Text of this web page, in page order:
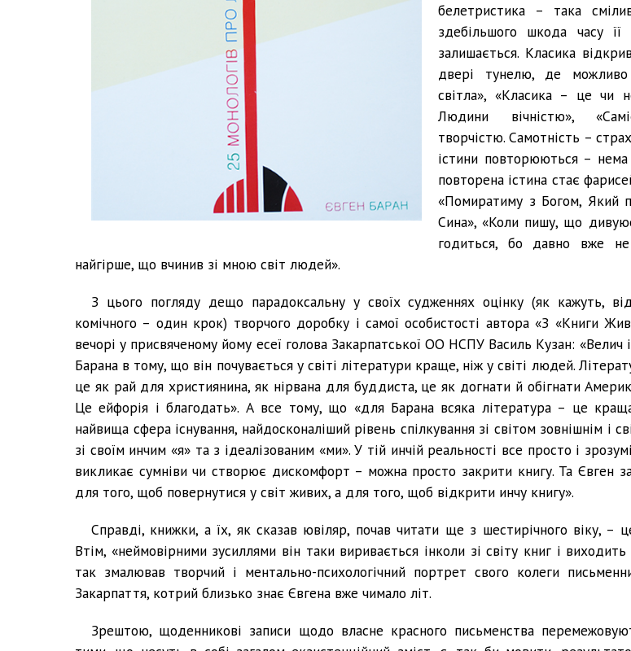
белетристика – така
здебільшого шкода часу її
залишається. Класика
двері тунелю, де
світла», «Класика – це чи
Людини вічністю»,
творчістю. Самотність –
істини повторюються – нема
повторена істина стає
«Помиратиму з Богом, Який
Сина», «Коли пишу, що
годиться, бо давно вже
найгірше, що вчинив зі мною світ людей».
З цього погляду дещо парадоксальну у своїх судженнях оцінку (як кажуть,
комічного – один крок) творчого доробку і самої особистості автора «З «Книги
вечорі у присвяченому йому есеї голова Закарпатської ОО НСПУ Василь Кузан: «Велич
Барана в тому, що він почувається у світі літератури краще, ніж у світі людей.
це як рай для християнина, як нірвана для буддиста, це як догнати й обігнати
Це ейфорія і благодать». А все тому, що «для Барана всяка література – це
найвища сфера існування, найдосконаліший рівень спілкування зі світом зовнішнім і
зі своїм инчим «я» та з ідеалізованим «ми». У тій инчій реальності все просто і
викликає сумніви чи створює дискомфорт – можна просто закрити книгу. Та Євген
для того, щоб повернутися у світ живих, а для того, щоб відкрити инчу книгу».
Справді, книжки, а їх, як сказав ювіляр, почав читати ще з шестирічного віку, –
Втім, «неймовірними зусиллями він таки виривається інколи зі світу книг і
так змалював творчий і ментально-психологічний портрет свого колеги
Закарпаття, котрий близько знає Євгена вже чимало літ.
Зрештою, щоденникові записи щодо власне красного письменства